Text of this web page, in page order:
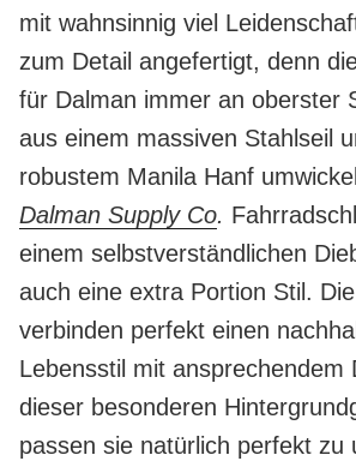
mit wahnsinnig viel
zum Detail angefertigt, denn
für Dalman immer an oberster
aus einem massiven Stahlseil
robustem Manila Hanf
Dalman Supply Co.
einem selbstverständlichen
auch eine extra Portion Stil.
verbinden perfekt einen
Lebensstil mit ansprechendem
dieser besonderen
passen sie natürlich perfekt zu